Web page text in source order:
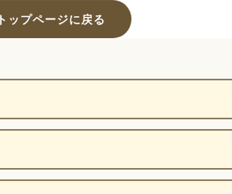
トップページに戻る